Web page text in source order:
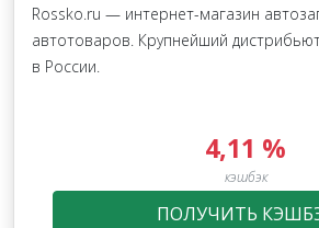
Rossko.ru — интернет-магазин
автотоваров. Крупнейший
в России.
4,11 %
кэшбэк
ПОЛУЧИТЬ